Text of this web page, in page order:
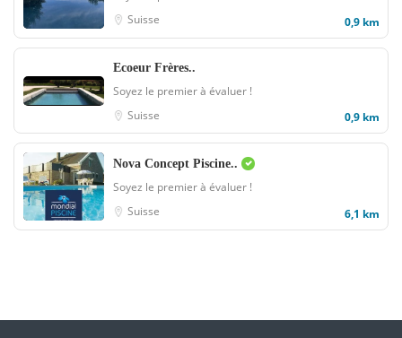
Suisse
0,9 km
Ecoeur Frères..
Soyez le premier à évaluer !
Suisse
0,9 km
Nova Concept Piscine..
Soyez le premier à évaluer !
Suisse
6,1 km